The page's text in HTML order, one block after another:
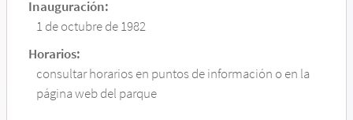
Inauguración:
1 de octubre de 1982
Horarios:
consultar horarios en puntos de información o en la
página web del parque